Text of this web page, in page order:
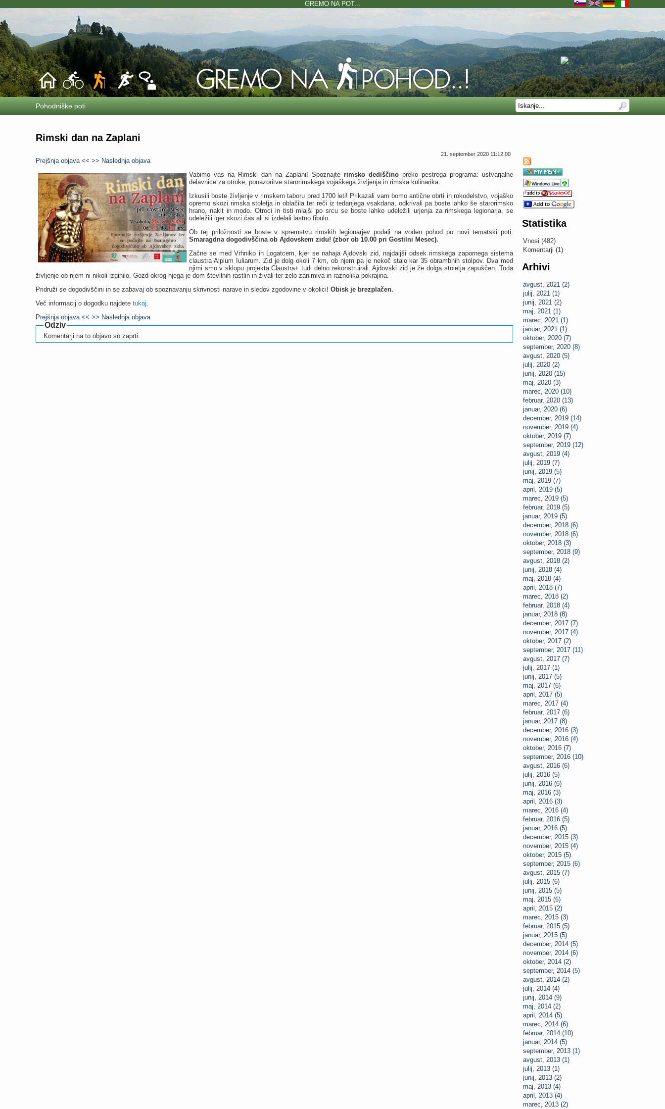
GREMO NA POT...
Pohodniške poti
Rimski dan na Zaplani
Statistika
Vnosi (482)
Komentarji (1)
Arhivi
avgust, 2021 (2)
julij, 2021 (1)
junij, 2021 (2)
maj, 2021 (1)
marec, 2021 (1)
januar, 2021 (1)
oktober, 2020 (7)
september, 2020 (8)
avgust, 2020 (5)
julij, 2020 (2)
junij, 2020 (15)
maj, 2020 (3)
marec, 2020 (10)
februar, 2020 (13)
januar, 2020 (6)
december, 2019 (14)
november, 2019 (4)
oktober, 2019 (7)
september, 2019 (12)
avgust, 2019 (4)
julij, 2019 (7)
junij, 2019 (5)
maj, 2019 (7)
april, 2019 (5)
marec, 2019 (5)
februar, 2019 (5)
januar, 2019 (5)
december, 2018 (6)
november, 2018 (6)
oktober, 2018 (3)
september, 2018 (9)
avgust, 2018 (2)
junij, 2018 (4)
maj, 2018 (4)
april, 2018 (7)
marec, 2018 (2)
februar, 2018 (4)
januar, 2018 (8)
december, 2017 (7)
november, 2017 (4)
oktober, 2017 (2)
september, 2017 (11)
avgust, 2017 (7)
julij, 2017 (1)
junij, 2017 (5)
maj, 2017 (6)
april, 2017 (5)
marec, 2017 (4)
februar, 2017 (6)
januar, 2017 (8)
december, 2016 (3)
november, 2016 (4)
oktober, 2016 (7)
september, 2016 (10)
avgust, 2016 (6)
julij, 2016 (5)
junij, 2016 (6)
maj, 2016 (3)
april, 2016 (3)
marec, 2016 (4)
februar, 2016 (5)
januar, 2016 (5)
december, 2015 (3)
november, 2015 (4)
oktober, 2015 (5)
september, 2015 (6)
avgust, 2015 (7)
julij, 2015 (6)
junij, 2015 (5)
maj, 2015 (6)
april, 2015 (2)
marec, 2015 (3)
februar, 2015 (5)
januar, 2015 (5)
december, 2014 (5)
november, 2014 (6)
oktober, 2014 (2)
september, 2014 (5)
avgust, 2014 (2)
julij, 2014 (4)
junij, 2014 (9)
maj, 2014 (2)
april, 2014 (5)
marec, 2014 (6)
februar, 2014 (10)
januar, 2014 (5)
september, 2013 (1)
avgust, 2013 (1)
julij, 2013 (1)
junij, 2013 (2)
maj, 2013 (4)
april, 2013 (4)
marec, 2013 (2)
21. september 2020 11:12:00
Prejšnja objava << >> Naslednja objava
Vabimo vas na Rimski dan na Zaplani! Spoznajte rimsko dediščino preko pestrega programa: ustvarjalne
delavnice za otroke, ponazoritve starorimskega vojaškega življenja in rimska kulinarika.
Izkusili boste življenje v rimskem taboru pred 1700 leti! Prikazali vam bomo antične obrti in rokodelstvo, vojaško
opremo skozi rimska stoletja in oblačila ter reči iz tedanjega vsakdana, odkrivali pa boste lahko še starorimsko
hrano, nakit in modo. Otroci in tisti mlajši po srcu se boste lahko udeležili urjenja za rimskega legionarja, se
udeležili iger skozi čas ali si izdelali lastno fibulo.
Ob tej priložnosti se boste v spremstvu rimskih legionarjev podali na voden pohod po novi tematski poti:
Smaragdna dogodivščina ob Ajdovskem zidu! (zbor ob 10.00 pri Gostilni Mesec).
Začne se med Vrhniko in Logatcem, kjer se nahaja Ajdovski zid, najdaljši odsek rimskega zapornega sistema
claustra Alpium Iuliarum. Zid je dolg okoli 7 km, ob njem pa je nekoč stalo kar 35 obrambnih stolpov. Dva med
njimi smo v sklopu projekta Claustra+ tudi delno rekonstruirali. Ajdovski zid je že dolga stoletja zapuščen. Toda
življenje ob njem ni nikoli izginilo. Gozd okrog njega je dom številnih rastlin in živali ter zelo zanimiva in raznolika pokrajina.
Pridruži se dogodivščini in se zabavaj ob spoznavanju skrivnosti narave in sledov zgodovine v okolici! Obisk je brezplačen.
Več informacij o dogodku najdete tukaj.
Prejšnja objava << >> Naslednja objava
Odziv
Komentarji na to objavo so zaprti.